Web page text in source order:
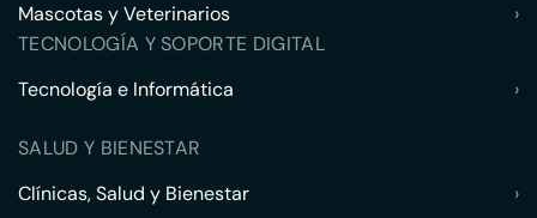
Mascotas y Veterinarios
›
TECNOLOGÍA Y SOPORTE DIGITAL
Tecnología e Informática
›
SALUD Y BIENESTAR
Clínicas, Salud y Bienestar
›